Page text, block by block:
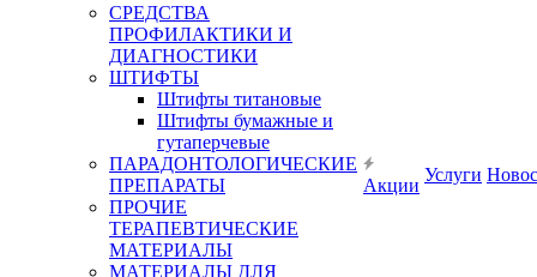
СРЕДСТВА
ПРОФИЛАКТИКИ И
ДИАГНОСТИКИ
ШТИФТЫ
Штифты титановые
Штифты бумажные и
гутаперчевые
ПАРАДОНТОЛОГИЧЕСКИЕ
ПРЕПАРАТЫ
ПРОЧИЕ
ТЕРАПЕВТИЧЕСКИЕ
МАТЕРИАЛЫ
МАТЕРИАЛЫ ДЛЯ
Акции
Услуги